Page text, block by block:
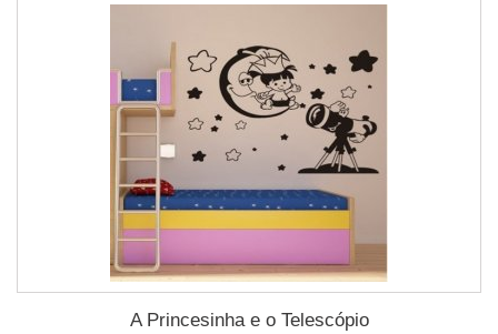
A Princesinha e o Telescópio